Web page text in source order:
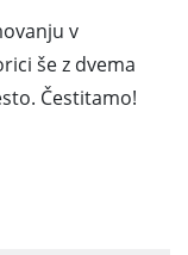
v
še z dvema
Čestitamo!